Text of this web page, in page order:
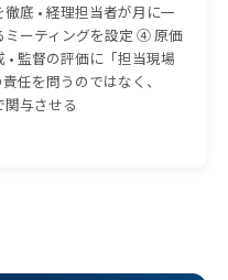
底 • 経理担当者が月に一
ミーティングを設定 ④ 原価
監督の評価に「担当現場
任を問うのではなく、
関与させる